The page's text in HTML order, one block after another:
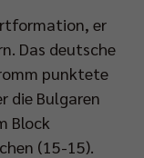
er
Das deutsche
punktete
die Bulgaren
Block
(15-15).